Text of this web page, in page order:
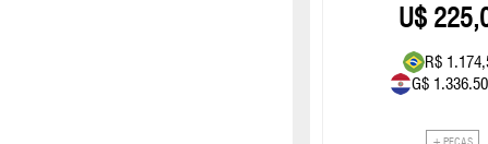
R$
G$